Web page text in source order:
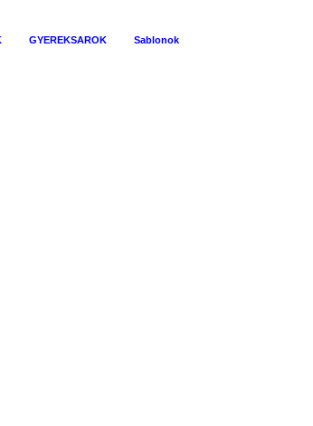
GYEREKSAROK Sablonok